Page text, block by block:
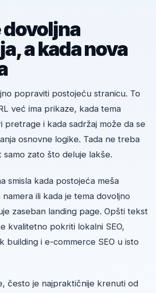
dovoljna
a kada nova
popraviti postojeću stranicu. To
već ima prikaze, kada tema
pretrage i kada sadržaj može da se
osnovne logike. Tada ne treba
zato što deluje lakše.
smisla kada postojeća meša
ili kada je tema dovoljno
zaseban landing page. Opšti tekst
kvalitetno pokriti lokalni SEO,
building i e-commerce SEO u isto
često je najpraktičnije krenuti od